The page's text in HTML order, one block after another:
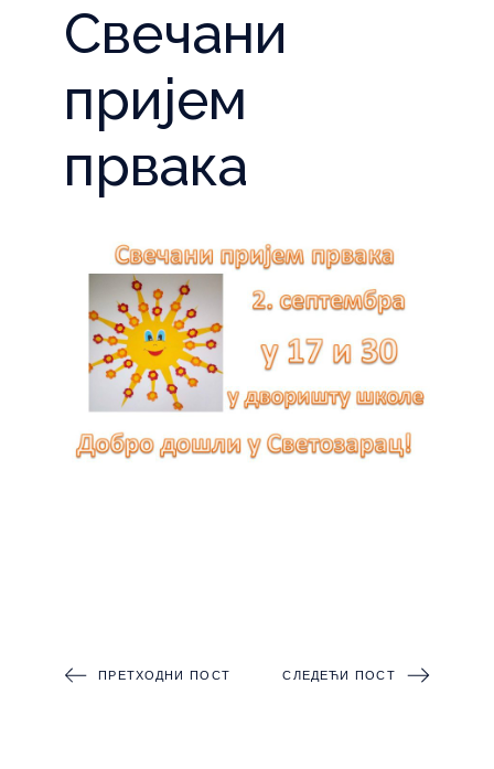
Свечани
пријем
првака
ПРЕТХОДНИ ПОСТ СЛЕДЕЋИ ПОСТ